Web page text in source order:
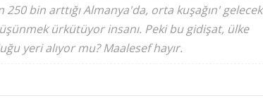
250 bin arttığı Almanya'da, orta kuşağın' gelecek
ürkütüyor insanı. Peki bu gidişat, ülke
yeri alıyor mu? Maalesef hayır.